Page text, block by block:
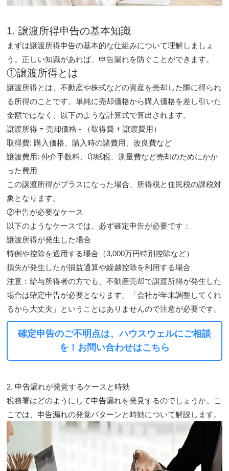
1. 譲渡所得申告の基本知識
まずは譲渡所得申告の基本的な仕組みについて理解しましょ
う。正しい知識があれば、申告漏れを防ぐことができます。
①譲渡所得とは
譲渡所得とは、不動産や株式などの資産を売却した際に得られ
る所得のことです。単純に売却価格から購入価格を差し引いた
金額ではなく、以下のような計算式で算出されます。
譲渡所得 = 売却価格 - （取得費 + 譲渡費用）
取得費: 購入価格、購入時の諸費用、改良費など
譲渡費用: 仲介手数料、印紙税、測量費など売却のためにかか
った費用
この譲渡所得がプラスになった場合、所得税と住民税の課税対
象となります。
②申告が必要なケース
以下のようなケースでは、必ず確定申告が必要です：
譲渡所得が発生した場合
特例や控除を適用する場合（3,000万円特別控除など）
損失が発生したが損益通算や繰越控除を利用する場合
注意：給与所得者の方でも、不動産売却で譲渡所得が発生した
場合は確定申告が必要となります。「会社が年末調整してくれ
るから大丈夫」ということはありませんので注意が必要です。
確定申告のご不明点は、ハウスウェルにご相談
を！お問い合わせはこちら
2. 申告漏れが発覚するケースと時効
税務署はどのようにして申告漏れを発見するのでしょうか。こ
こでは、申告漏れの発覚パターンと時効について解説します。